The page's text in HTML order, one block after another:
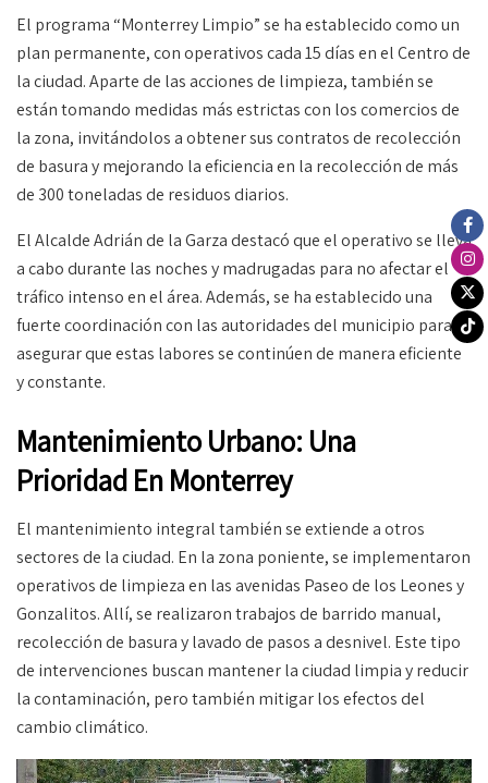
El programa “Monterrey Limpio” se ha establecido como un
plan permanente, con operativos cada 15 días en el Centro de
la ciudad. Aparte de las acciones de limpieza, también se
están tomando medidas más estrictas con los comercios de
la zona, invitándolos a obtener sus contratos de recolección
de basura y mejorando la eficiencia en la recolección de más
de 300 toneladas de residuos diarios.
El Alcalde Adrián de la Garza destacó que el operativo se lleva
a cabo durante las noches y madrugadas para no afectar el
tráfico intenso en el área. Además, se ha establecido una
fuerte coordinación con las autoridades del municipio para
asegurar que estas labores se continúen de manera eficiente
y constante.
Mantenimiento Urbano: Una
Prioridad En Monterrey
El mantenimiento integral también se extiende a otros
sectores de la ciudad. En la zona poniente, se implementaron
operativos de limpieza en las avenidas Paseo de los Leones y
Gonzalitos. Allí, se realizaron trabajos de barrido manual,
recolección de basura y lavado de pasos a desnivel. Este tipo
de intervenciones buscan mantener la ciudad limpia y reducir
la contaminación, pero también mitigar los efectos del
cambio climático.